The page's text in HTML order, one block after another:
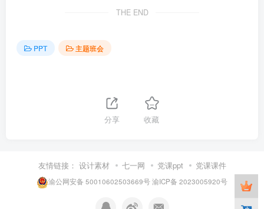
THE END
PPT 主题班会
分享 收藏
友情链接： 设计素材 七一网 党课ppt 党课课件
渝公网安备 50010602503669号渝ICP备 2023005920号